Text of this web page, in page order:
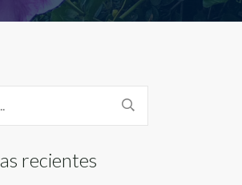
recientes